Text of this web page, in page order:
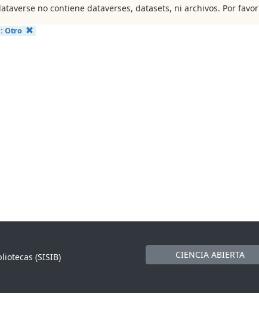
no contiene dataverses, datasets, ni archivos. Por favor
Otro
(SISIB)
CIENCIA ABIERTA